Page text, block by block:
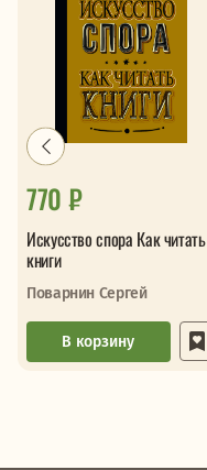
770 ₽
Искусство спора Как читать
книги
Поварнин Сергей
В корзину